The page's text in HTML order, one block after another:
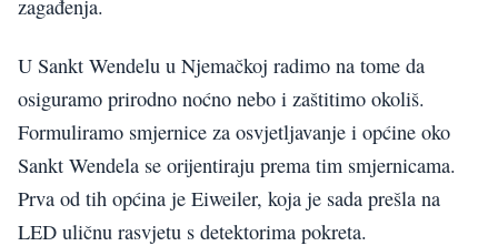
zagađenja.
U Sankt Wendelu u Njemačkoj radimo na tome da
osiguramo prirodno noćno nebo i zaštitimo okoliš.
Formuliramo smjernice za osvjetljavanje i općine oko
Sankt Wendela se orijentiraju prema tim smjernicama.
Prva od tih općina je Eiweiler, koja je sada prešla na
LED uličnu rasvjetu s detektorima pokreta.